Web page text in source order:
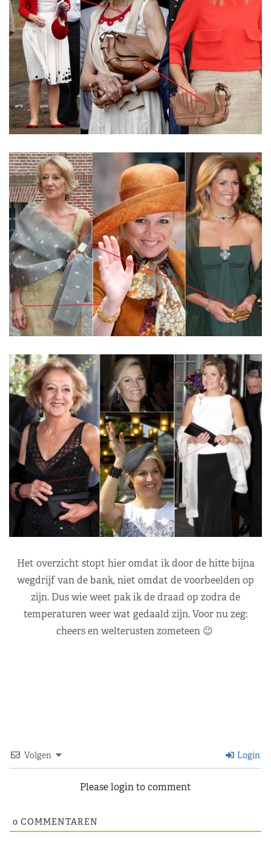
Het overzicht stopt hier omdat ik door de hitte bijna
wegdrijf van de bank, niet omdat de voorbeelden op
zijn. Dus wie weet pak ik de draad op zodra de
temperaturen weer wat gedaald zijn. Voor nu zeg:
cheers en welterusten zometeen 😉
Volgen Login
Please login to comment
0 COMMENTAREN